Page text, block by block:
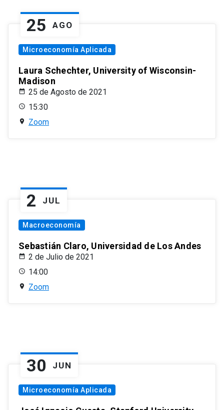
25 AGO
Microeconomía Aplicada
Laura Schechter, University of Wisconsin-
Madison
25 de Agosto de 2021
15:30
Zoom
2 JUL
Macroeconomía
Sebastián Claro, Universidad de Los Andes
2 de Julio de 2021
14:00
Zoom
30 JUN
Microeconomía Aplicada